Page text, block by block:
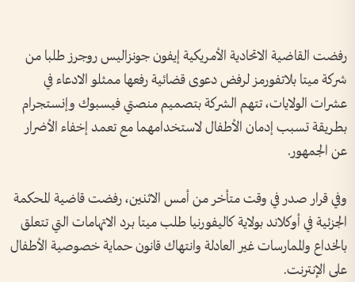
رفضت ​القاضية الاتحادية الأمريكية إيفون ‌جونزاليس ​روجرز طلبا من
شركة ميتا بلاتفورمز لرفض دعوى قضائية رفعها ممثلو الادعاء في
عشرات ⁠الولايات، تتهم الشركة بتصميم منصتي فيسبوك وإنستجرام
بطريقة تسبب إدمان الأطفال ‌لاستخدامهما مع تعمد إخفاء الأضرار
عن الجمهور.
وفي قرار ‌صدر في وقت متأخر ‌من أمس الاثنين، ‌رفضت قاضية ‌المحكمة
الجزئية في أوكلاند بولاية كاليفورنيا ​طلب ‌ميتا ​برد الاتهامات التي تتعلق
⁠بالخداع والممارسات غير العادلة وانتهاك قانون ​حماية ⁠خصوصية الأطفال
على ⁠الإنترنت.